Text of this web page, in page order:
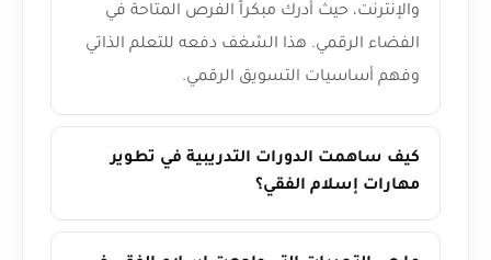
والإنترنت، حيث أدرك مبكراً الفرص المتاحة في
الفضاء الرقمي. هذا الشغف دفعه للتعلم الذاتي
وفهم أساسيات التسويق الرقمي.
كيف ساهمت الدورات التدريبية في تطوير
مهارات إسلام الفقي؟